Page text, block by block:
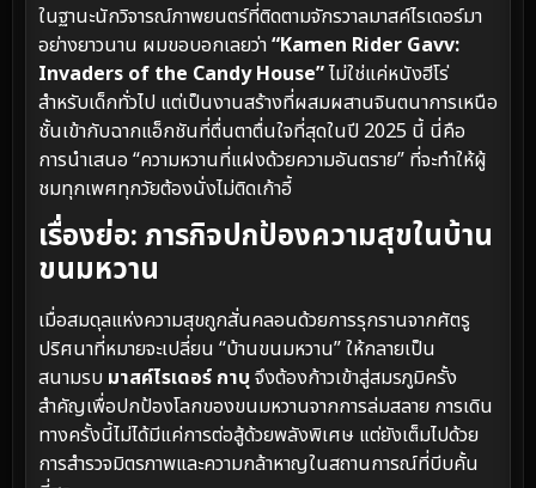
ในฐานะนักวิจารณ์ภาพยนตร์ที่ติดตามจักรวาลมาสค์ไรเดอร์มา
อย่างยาวนาน ผมขอบอกเลยว่า“Kamen Rider Gavv:
Invaders of the Candy House”ไม่ใช่แค่หนังฮีโร่
สำหรับเด็กทั่วไป แต่เป็นงานสร้างที่ผสมผสานจินตนาการเหนือ
ชั้นเข้ากับฉากแอ็กชันที่ตื่นตาตื่นใจที่สุดในปี 2025 นี้ นี่คือ
การนำเสนอ “ความหวานที่แฝงด้วยความอันตราย” ที่จะทำให้ผู้
ชมทุกเพศทุกวัยต้องนั่งไม่ติดเก้าอี้
เรื่องย่อ: ภารกิจปกป้องความสุขในบ้าน
ขนมหวาน
เมื่อสมดุลแห่งความสุขถูกสั่นคลอนด้วยการรุกรานจากศัตรู
ปริศนาที่หมายจะเปลี่ยน “บ้านขนมหวาน” ให้กลายเป็น
สนามรบ มาสค์ไรเดอร์ กาบุจึงต้องก้าวเข้าสู่สมรภูมิครั้ง
สำคัญเพื่อปกป้องโลกของขนมหวานจากการล่มสลาย การเดิน
ทางครั้งนี้ไม่ได้มีแค่การต่อสู้ด้วยพลังพิเศษ แต่ยังเต็มไปด้วย
การสำรวจมิตรภาพและความกล้าหาญในสถานการณ์ที่บีบคั้น